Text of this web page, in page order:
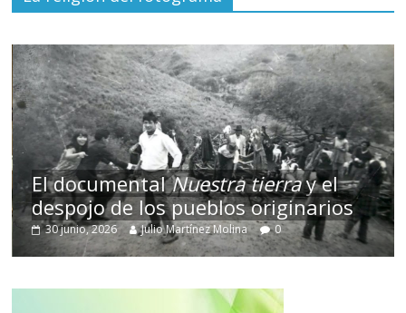
El documentalNuestra tierray el
despojo de los pueblos originarios
30 junio, 2026 Julio Martínez Molina 0